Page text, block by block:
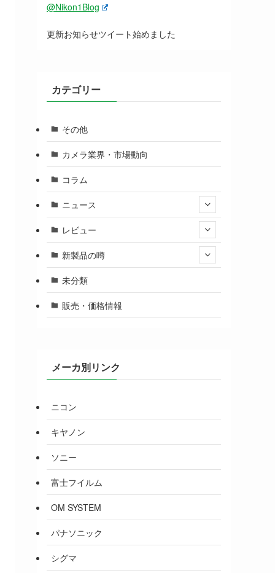
@Nikon1Blog
更新お知らせツイート始めました
カテゴリー
その他
カメラ業界・市場動向
コラム
ニュース
レビュー
新製品の噂
未分類
販売・価格情報
メーカ別リンク
ニコン
キヤノン
ソニー
富士フイルム
OM SYSTEM
パナソニック
シグマ